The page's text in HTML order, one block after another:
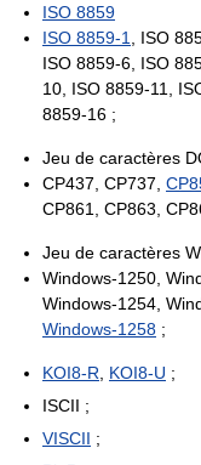
ISO 8859
ISO 8859-1
, ISO
ISO 8859-6, ISO
10, ISO 8859-11,
8859-16 ;
Jeu de caractères
CP437, CP737,
CP861, CP863,
Jeu de caractères
Windows-1250,
Windows-1254,
Windows-1258 ;
KOI8-R KOI8-U ;
ISCII ;
VISCII ;